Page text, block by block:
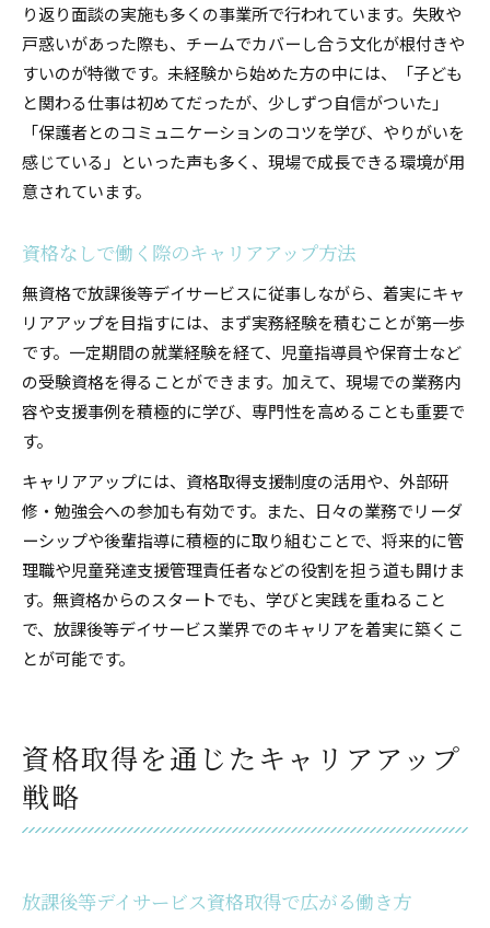
り返り面談の実施も多くの事業所で行われています。失敗や
戸惑いがあった際も、チームでカバーし合う文化が根付きや
すいのが特徴です。未経験から始めた方の中には、「子ども
と関わる仕事は初めてだったが、少しずつ自信がついた」
「保護者とのコミュニケーションのコツを学び、やりがいを
感じている」といった声も多く、現場で成長できる環境が用
意されています。
資格なしで働く際のキャリアアップ方法
無資格で放課後等デイサービスに従事しながら、着実にキャ
リアアップを目指すには、まず実務経験を積むことが第一歩
です。一定期間の就業経験を経て、児童指導員や保育士など
の受験資格を得ることができます。加えて、現場での業務内
容や支援事例を積極的に学び、専門性を高めることも重要で
す。
キャリアアップには、資格取得支援制度の活用や、外部研
修・勉強会への参加も有効です。また、日々の業務でリーダ
ーシップや後輩指導に積極的に取り組むことで、将来的に管
理職や児童発達支援管理責任者などの役割を担う道も開けま
す。無資格からのスタートでも、学びと実践を重ねること
で、放課後等デイサービス業界でのキャリアを着実に築くこ
とが可能です。
資格取得を通じたキャリアアップ
戦略
放課後等デイサービス資格取得で広がる働き方